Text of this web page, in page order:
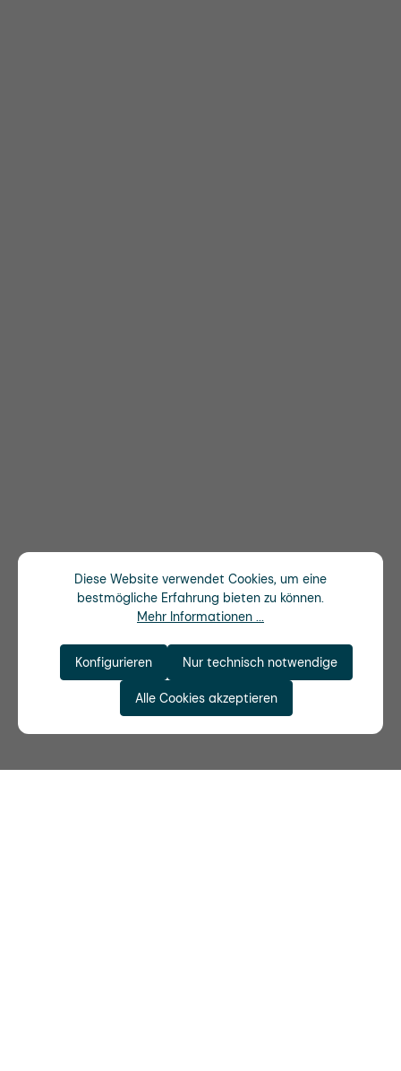
Diese Website verwendet Cookies, um eine
bestmögliche Erfahrung bieten zu können.
Mehr Informationen ...
Nur technisch notwendige
Konfigurieren
Alle Cookies akzeptieren